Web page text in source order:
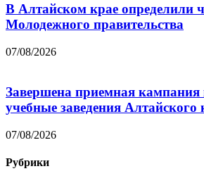
В Алтайском крае определили
Молодежного правительства
07/08/2026
Завершена приемная
учебные заведения Алтайского
07/08/2026
Рубрики